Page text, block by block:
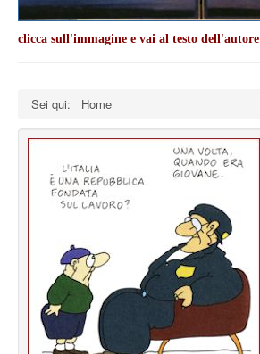
clicca sull'immagine e vai al testo dell'autore
Sei qui: Home